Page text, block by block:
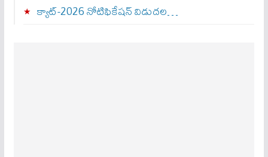
క్యాట్-2026 నోటిఫికేషన్ విడుదల…